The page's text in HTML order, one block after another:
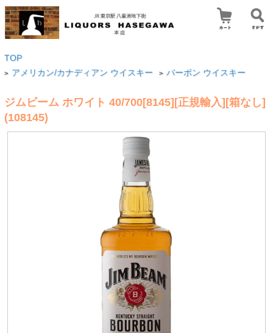
TOP
> アメリカン/カナディアン ウイスキー > バーボン ウイスキー
ジムビーム ホワイト 40/700[8145][正規輸入][箱なし]
(108145)